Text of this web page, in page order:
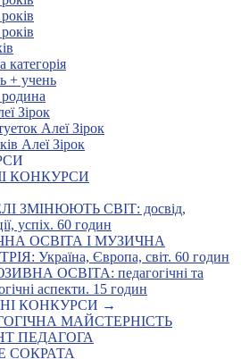
категорія
+ учень
Зірок
Алеї Зірок
Алеї Зірок
КОНКУРСИ
ЗМІНЮЮТЬ СВІТ: досвід,
успіх. 60 годин
ОСВІТА І МУЗИЧНА
Україна, Європа, світ. 60 годин
ОСВІТА: педагогічні та
аспекти. 15 годин
КОНКУРСИ →
МАЙСТЕРНІСТЬ
ПЕДАГОГА
СОКРАТА